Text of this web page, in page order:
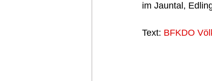
im Jauntal,
Text: BFKDO